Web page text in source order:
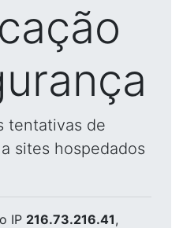
tentativas de
sites hospedados
IP 216.73.216.41,